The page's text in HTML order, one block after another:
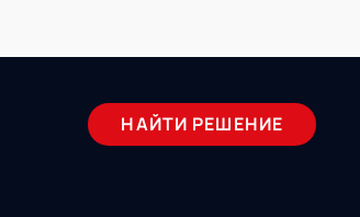
НАЙТИ РЕШЕНИЕ